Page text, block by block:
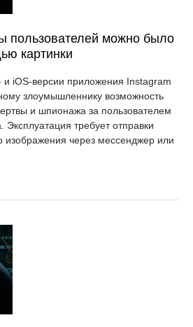
пользователей можно было
картинки
iOS-версии приложения Instagram
злоумышленнику возможность
и шпионажа за пользователем
Эксплуатация требует отправки
изображения через мессенджер или